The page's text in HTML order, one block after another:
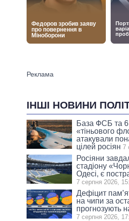
ІНШІ НОВИНИ
База ФСБ та 6
«тіньового
атакували
цілей росіян 7
Росіяни
стадіону
Одесі, є
7 серпня 2026,
Дефіцит
на чипи за
прогнозують
7 серпня 2026,